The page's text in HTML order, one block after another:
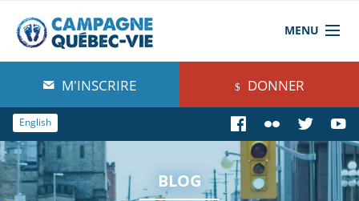
MENU
À propos de nous
Blog
Comprendre
Agir
M'INSCRIRE DONNER
English
BLOG